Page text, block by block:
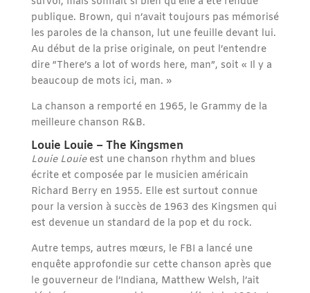
publique. Brown, qui n’avait toujours pas mémorisé
les paroles de la chanson, lut une feuille devant lui.
Au début de la prise originale, on peut l’entendre
dire “There’s a lot of words here, man”, soit « Il y a
beaucoup de mots ici, man. »
La chanson a remporté en 1965, le Grammy de la
meilleure chanson R&B.
Louie Louie – The Kingsmen
Louie Louieest une chanson rhythm and blues
écrite et composée par le musicien américain
Richard Berry en 1955. Elle est surtout connue
pour la version à succès de 1963 des Kingsmen qui
est devenue un standard de la pop et du rock.
Autre temps, autres mœurs, le FBI a lancé une
enquête approfondie sur cette chanson après que
le gouverneur de l’Indiana, Matthew Welsh, l’ait